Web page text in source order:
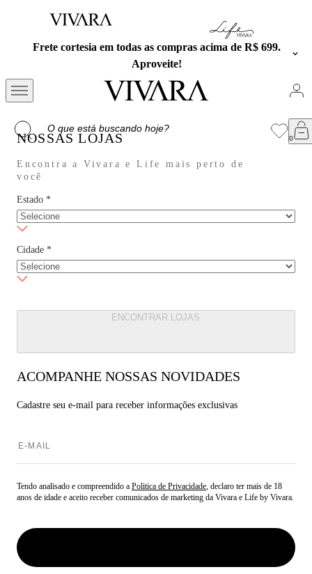
acima de R$ 699.
Exclusivo no APP: 15% Off na
NOSSAS LOJAS
Encontra a Vivara e Life mais perto de
você
Estado *
Cidade *
ENCONTRAR LOJAS
ACOMPANHE NOSSAS NOVIDADES
Cadastre seu e-mail para receber informações exclusivas
Tendo analisado e compreendido a Politica de Privacidade, declaro ter mais de 18
anos de idade e aceito receber comunicados de marketing da Vivara e Life by Vivara.